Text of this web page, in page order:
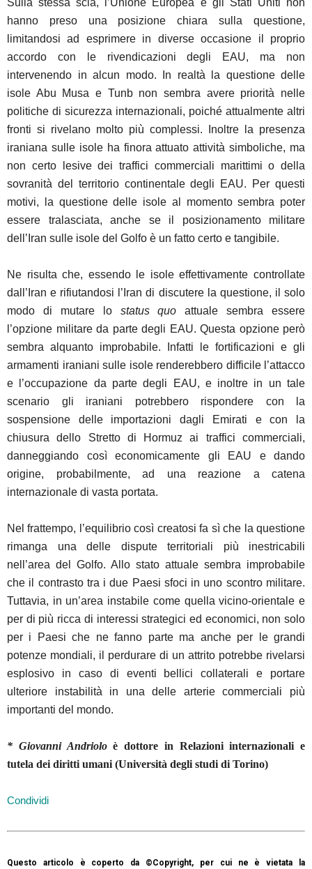
Sulla stessa scia, l’Unione Europea e gli Stati Uniti non
hanno preso una posizione chiara sulla questione,
limitandosi ad esprimere in diverse occasione il proprio
accordo con le rivendicazioni degli EAU, ma non
intervenendo in alcun modo. In realtà la questione delle
isole Abu Musa e Tunb non sembra avere priorità nelle
politiche di sicurezza internazionali, poiché attualmente altri
fronti si rivelano molto più complessi. Inoltre la presenza
iraniana sulle isole ha finora attuato attività simboliche, ma
non certo lesive dei traffici commerciali marittimi o della
sovranità del territorio continentale degli EAU. Per questi
motivi, la questione delle isole al momento sembra poter
essere tralasciata, anche se il posizionamento militare
dell’Iran sulle isole del Golfo è un fatto certo e tangibile.
Ne risulta che, essendo le isole effettivamente controllate
dall’Iran e rifiutandosi l’Iran di discutere la questione, il solo
modo di mutare lo status quo attuale sembra essere
l’opzione militare da parte degli EAU. Questa opzione però
sembra alquanto improbabile. Infatti le fortificazioni e gli
armamenti iraniani sulle isole renderebbero difficile l’attacco
e l’occupazione da parte degli EAU, e inoltre in un tale
scenario gli iraniani potrebbero rispondere con la
sospensione delle importazioni dagli Emirati e con la
chiusura dello Stretto di Hormuz ai traffici commerciali,
danneggiando così economicamente gli EAU e dando
origine, probabilmente, ad una reazione a catena
internazionale di vasta portata.
Nel frattempo, l’equilibrio così creatosi fa sì che la questione
rimanga una delle dispute territoriali più inestricabili
nell’area del Golfo. Allo stato attuale sembra improbabile
che il contrasto tra i due Paesi sfoci in uno scontro militare.
Tuttavia, in un’area instabile come quella vicino-orientale e
per di più ricca di interessi strategici ed economici, non solo
per i Paesi che ne fanno parte ma anche per le grandi
potenze mondiali, il perdurare di un attrito potrebbe rivelarsi
esplosivo in caso di eventi bellici collaterali e portare
ulteriore instabilità in una delle arterie commerciali più
importanti del mondo.
* Giovanni Andrioloè dottore in Relazioni internazionali e
tutela dei diritti umani (Università degli studi di Torino)
Condividi
Questo articolo è coperto da ©Copyright, per cui ne è vietata la